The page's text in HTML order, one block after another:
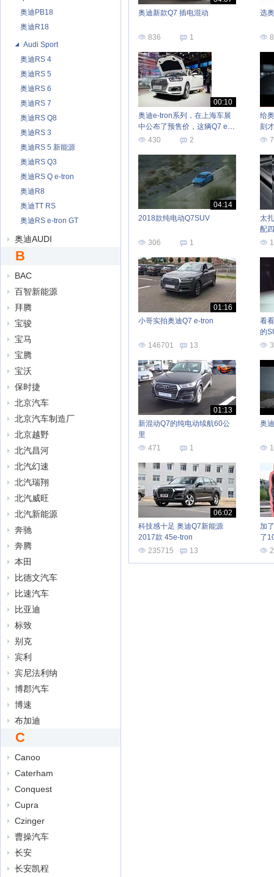
奥迪PB18
奥迪R18
Audi Sport
奥迪RS 4
奥迪RS 5
奥迪RS 6
奥迪RS 7
奥迪RS Q8
奥迪RS 3
奥迪RS 5 新能源
奥迪RS Q3
奥迪RS Q e-tron
奥迪R8
奥迪TT RS
奥迪RS e-tron GT
奥迪AUDI
B
BAC
百智新能源
拜腾
宝骏
宝马
宝腾
宝沃
保时捷
北京汽车
北京汽车制造厂
北京越野
北汽昌河
北汽幻速
北汽瑞翔
北汽威旺
北汽新能源
奔驰
奔腾
本田
比德文汽车
比速汽车
比亚迪
标致
别克
宾利
宾尼法利纳
博郡汽车
博速
布加迪
C
Canoo
Caterham
Conquest
Cupra
Czinger
曹操汽车
长安
长安凯程
奥迪新款Q7 插电混动
836 1
选
00:10
奥迪e-tron系列，在上海车展
中公布了预售价，这辆Q7 e-
tron稍贵
430 2
给
刻
04:14
2018款纯电动Q7SUV
306 1
太
配
舒
01:16
小哥实拍奥迪Q7 e-tron
146701 13
看
的
01:13
新混动Q7的纯电动续航60公
里
471
1
奥
06:02
科技感十足 奥迪Q7新能源
2017款 45e-tron
235715
13
加
了